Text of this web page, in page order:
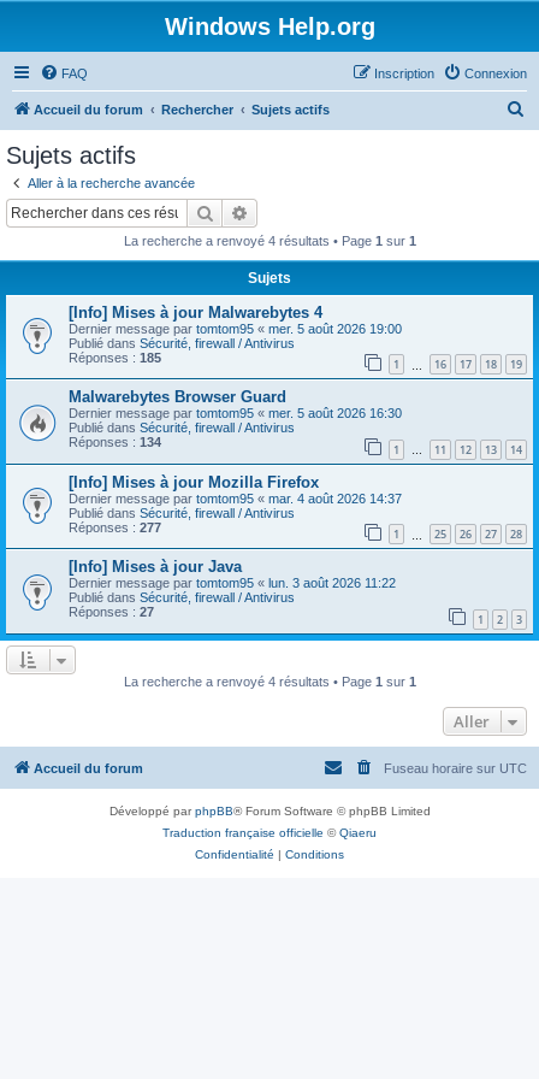
Windows Help.org
FAQ Connexion
Inscription
Accueil du forum Rechercher Sujets actifs
Sujets actifs
Aller à la recherche avancée
Rechercher
La recherche a renvoyé 4 résultats • Page 1 sur 1
Sujets
[Info] Mises à jour Malwarebytes 4
Dernier message par tomtom95 « mer. 5 août 2026 19:00
Publié dans Sécurité, firewall / Antivirus
Réponses : 185 1 16 17 18 19
Malwarebytes Browser Guard
Dernier message par tomtom95 « mer. 5 août 2026 16:30
Publié dans Sécurité, firewall / Antivirus
Réponses : 134 1 … 11 12 13 14
[Info] Mises à jour Mozilla Firefox
Dernier message par tomtom95 « mar. 4 août 2026 14:37
Publié dans Sécurité, firewall / Antivirus
Réponses : 277 1 25 26 27 28
[Info] Mises à jour Java
Dernier message par tomtom95 « lun. 3 août 2026 11:22
Publié dans Sécurité, firewall / Antivirus
Réponses : 27 1 2 3
La recherche a renvoyé 4 résultats • Page 1 sur 1
Aller
Accueil du forum Fuseau horaire sur UTC
Développé parphpBB® Forum Software © phpBB Limited
Traduction française officielle ©Qiaeru
Confidentialité | Conditions